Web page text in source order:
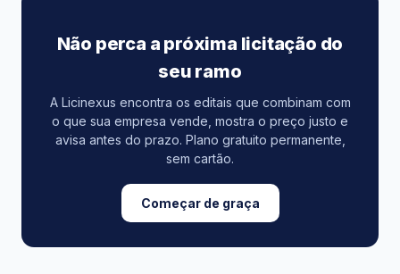
Não perca a próxima licitação do
seu ramo
A Licinexus encontra os editais que combinam com
o que sua empresa vende, mostra o preço justo e
avisa antes do prazo. Plano gratuito permanente,
sem cartão.
Começar de graça